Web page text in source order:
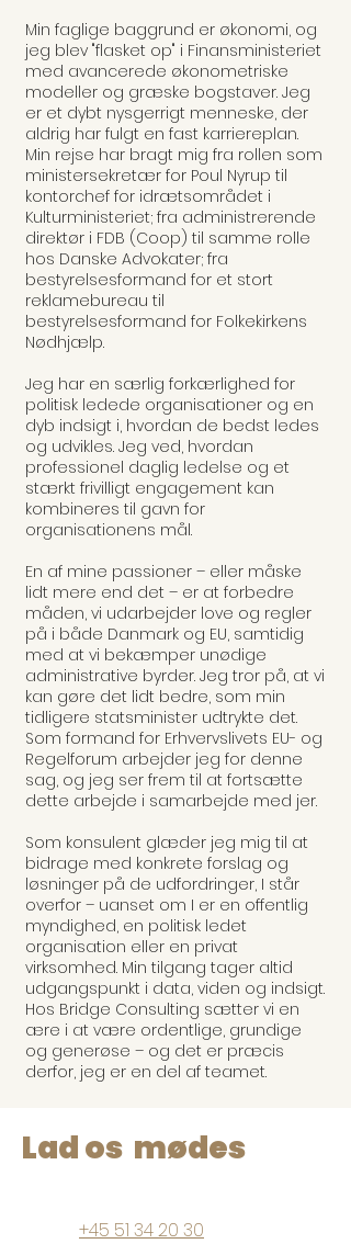
Min faglige baggrund er økonomi, og
jeg blev "flasket op" i Finansministeriet
med avancerede økonometriske
modeller og græske bogstaver. Jeg
er et dybt nysgerrigt menneske, der
aldrig har fulgt en fast karriereplan.
Min rejse har bragt mig fra rollen som
ministersekretær for Poul Nyrup til
kontorchef for idrætsområdet i
Kulturministeriet; fra administrerende
direktør i FDB (Coop) til samme rolle
hos Danske Advokater; fra
bestyrelsesformand for et stort
reklamebureau til
bestyrelsesformand for Folkekirkens
Nødhjælp.
Jeg har en særlig forkærlighed for
politisk ledede organisationer og en
dyb indsigt i, hvordan de bedst ledes
og udvikles. Jeg ved, hvordan
professionel daglig ledelse og et
stærkt frivilligt engagement kan
kombineres til gavn for
organisationens mål.
En af mine passioner – eller måske
lidt mere end det – er at forbedre
måden, vi udarbejder love og regler
på i både Danmark og EU, samtidig
med at vi bekæmper unødige
administrative byrder. Jeg tror på, at vi
kan gøre det lidt bedre, som min
tidligere statsminister udtrykte det.
Som formand for Erhvervslivets EU- og
Regelforum arbejder jeg for denne
sag, og jeg ser frem til at fortsætte
dette arbejde i samarbejde med jer.
Som konsulent glæder jeg mig til at
bidrage med konkrete forslag og
løsninger på de udfordringer, I står
overfor – uanset om I er en offentlig
myndighed, en politisk ledet
organisation eller en privat
virksomhed. Min tilgang tager altid
udgangspunkt i data, viden og indsigt.
Hos Bridge Consulting sætter vi en
ære i at være ordentlige, grundige
og generøse – og det er præcis
derfor, jeg er en del af teamet.
Lad os mødes
+45 51 34 20 30